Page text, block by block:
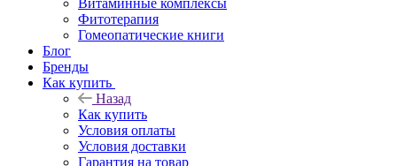
Витаминные комплексы
Фитотерапия
Гомеопатические книги
Блог
Бренды
Как купить
Назад
Как купить
Условия оплаты
Условия доставки
Гарантия на товар